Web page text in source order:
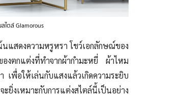
ไตล์ Glamorous
แสดงความหรูหรา โชว์เอกลักษณ์ของ
งตกแต่งที่ทำจากผ้ากำมะหยี่ ผ้าไหม
พื่อให้เล่นกับแสงแล้วเกิดความระยิบ
เหมาะกับการแต่งสไตล์นี้เป็นอย่าง